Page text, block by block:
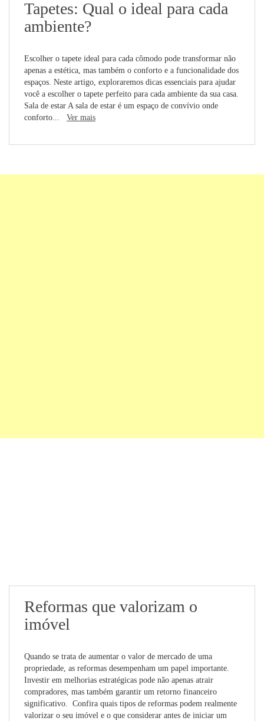
Tapetes: Qual o ideal para cada
ambiente?
Escolher o tapete ideal para cada cômodo pode transformar não
apenas a estética, mas também o conforto e a funcionalidade dos
espaços. Neste artigo, exploraremos dicas essenciais para ajudar
você a escolher o tapete perfeito para cada ambiente da sua casa.
Sala de estar A sala de estar é um espaço de convívio onde
conforto... Ver mais
Reformas que valorizam o
imóvel
Quando se trata de aumentar o valor de mercado de uma
propriedade, as reformas desempenham um papel importante.
Investir em melhorias estratégicas pode não apenas atrair
compradores, mas também garantir um retorno financeiro
significativo. Confira quais tipos de reformas podem realmente
valorizar o seu imóvel e o que considerar antes de iniciar um